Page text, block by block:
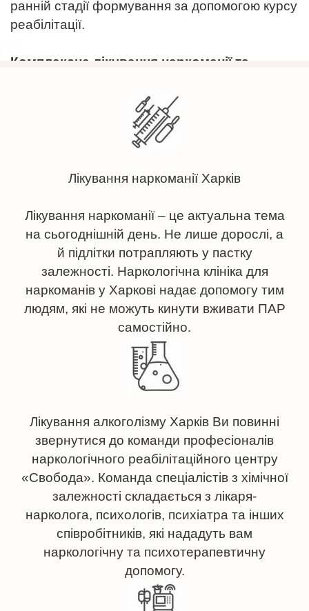
ранній стадії формування за допомогою курсу
реабілітації.
Комплексне лікування наркоманії та
Комплексне лікування наркоманії в
наркологічному центрі є ефективним методом
реабілітації дозволяє позбавитися фізичних
психологічне бажання вживати. Наші фахівці
проконсультують вас про ефективні методи
лікування наркоманії. Комплексна програма
відновлення підбирається в індивідуальному
порядку. Повний курс лікування дозволяє
позбутися залежності у 98% випадків та
уникнути зриву в майбутньому. Дотримуючись
всіх рекомендацій фахівців під час лікування
ви зможете повернутися до тверезого та
здорового способу життя.
Лікування наркоманії Харків
Лікування наркоманії – це актуальна тема
на сьогоднішній день. Не лише дорослі, а
й підлітки потрапляють у пастку
залежності. Наркологічна клініка для
наркоманів у Харкові надає допомогу тим
людям, які не можуть кинути вживати ПАР
самостійно.
Лікування алкоголізму Харків Ви повинні
звернутися до команди професіоналів
наркологічного реабілітаційного центру
«Свобода». Команда спеціалістів з хімічної
залежності складається з лікаря-
нарколога, психологів, психіатра та інших
співробітників, які нададуть вам
наркологічну та психотерапевтичну
допомогу.